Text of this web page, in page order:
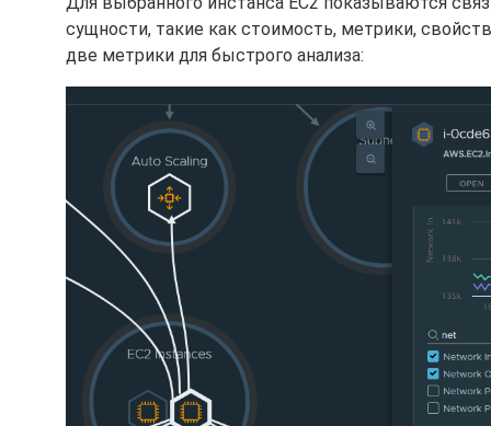
сущности, такие как стоимость, метрики,
две метрики для быстрого анализа: